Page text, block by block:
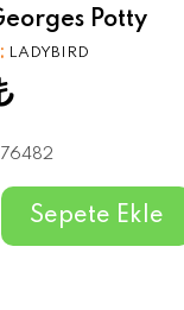
Potty
: LADYBIRD